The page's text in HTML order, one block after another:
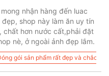
nhận hàng đến luac
shop này làm ăn uy tín
chất hơn nước cất,phải đặt
nè, ở ngoài ảnh đẹp lắm.
gói sản phẩm rất đẹp và chắc